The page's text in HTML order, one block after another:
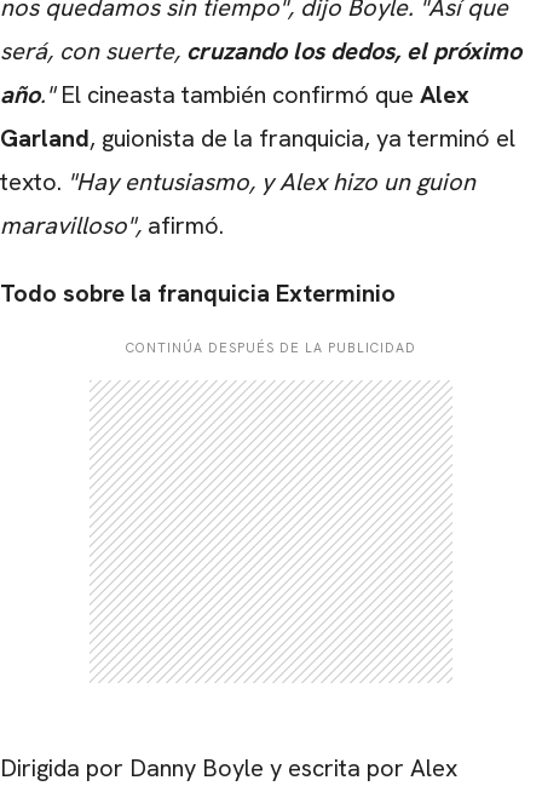
nos quedamos sin tiempo", dijo Boyle. "Así que
será, con suerte, cruzando los dedos, el próximo
año."El cineasta también confirmó que Alex
Garland, guionista de la franquicia, ya terminó el
texto. "Hay entusiasmo, y Alex hizo un guion
maravilloso", afirmó.
Todo sobre la franquicia Exterminio
CONTINÚA DESPUÉS DE LA PUBLICIDAD
Dirigida por Danny Boyle y escrita por Alex